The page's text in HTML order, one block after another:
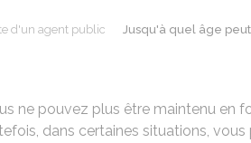
d'un agent public
Jusqu'à quel âge
ne pouvez plus être maintenu en
dans certaines situations, vous